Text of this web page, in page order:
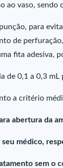
ao vaso, sendo
para
de
fita adesiva,
de 0,1 a 0,3
a critério
abertura da
médico,
sem o